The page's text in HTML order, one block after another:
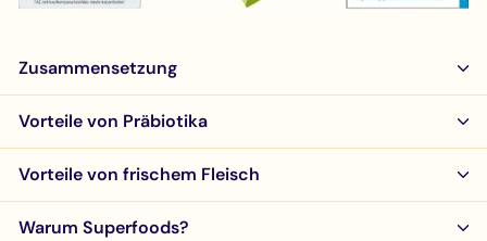
Zusammensetzung
Vorteile von Präbiotika
Vorteile von frischem Fleisch
Warum Superfoods?